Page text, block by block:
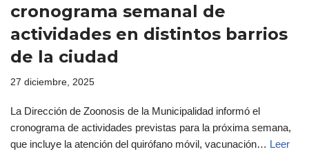
cronograma semanal de
actividades en distintos barrios
de la ciudad
27 diciembre, 2025
La Dirección de Zoonosis de la Municipalidad informó el
cronograma de actividades previstas para la próxima semana,
que incluye la atención del quirófano móvil, vacunación… Leer